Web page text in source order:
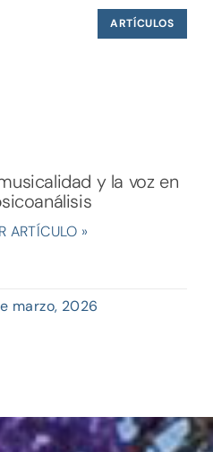
ARTÍCULOS
y la voz en
ARTÍCULO »
marzo, 2026